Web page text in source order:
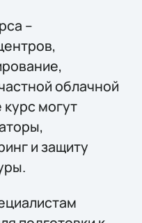
–
облачной
могут
и защиту